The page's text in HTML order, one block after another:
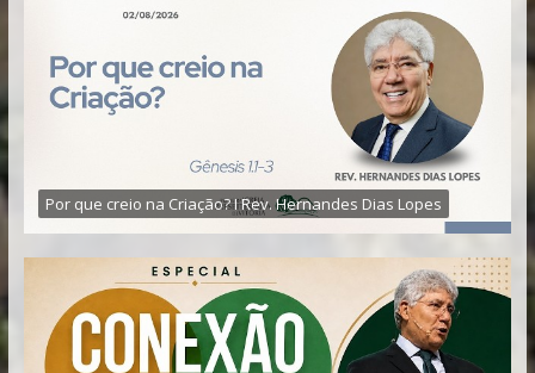
Por que creio na Criação? I Rev. Hernandes Dias Lopes